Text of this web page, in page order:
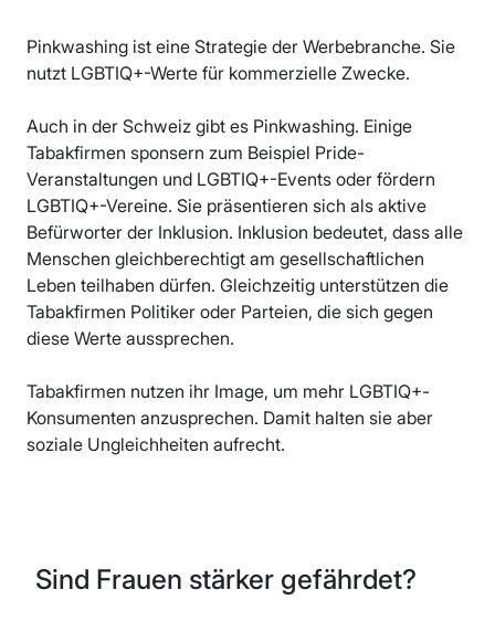
Pinkwashing ist eine Strategie der Werbebranche. Sie
nutzt LGBTIQ+-Werte für kommerzielle Zwecke.
Auch in der Schweiz gibt es Pinkwashing. Einige
Tabakfirmen sponsern zum Beispiel Pride-
Veranstaltungen und LGBTIQ+-Events oder fördern
LGBTIQ+-Vereine. Sie präsentieren sich als aktive
Befürworter der Inklusion. Inklusion bedeutet, dass alle
Menschen gleichberechtigt am gesellschaftlichen
Leben teilhaben dürfen. Gleichzeitig unterstützen die
Tabakfirmen Politiker oder Parteien, die sich gegen
diese Werte aussprechen.
Tabakfirmen nutzen ihr Image, um mehr LGBTIQ+-
Konsumenten anzusprechen. Damit halten sie aber
soziale Ungleichheiten aufrecht.
Sind Frauen stärker gefährdet?